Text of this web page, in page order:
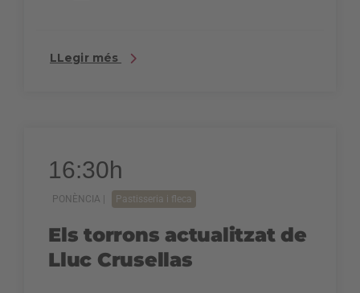
LLegir més
16:30h
PONÈNCIA | Pastisseria i fleca
Els torrons actualitzat de
Lluc Crusellas